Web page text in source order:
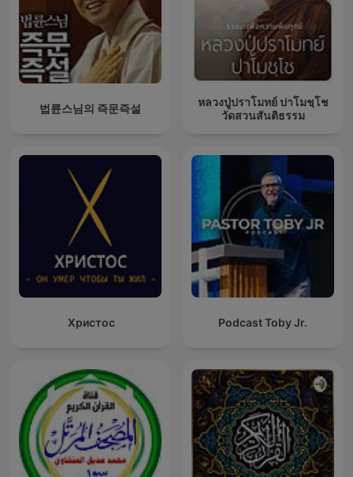
법륜스님의 즉문즉설
หลวงปู่ปราโมทย์ ปาโมชฺโช
วัดสวนสันติธรรม
Христос Podcast Toby Jr.